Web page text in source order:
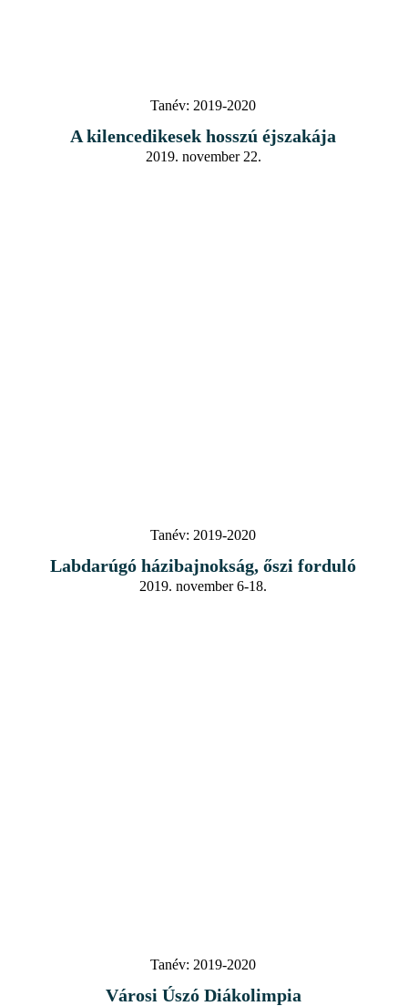
Tanév: 2019-2020
A kilencedikesek hosszú éjszakája
2019. november 22.
Tanév: 2019-2020
Labdarúgó házibajnokság, őszi forduló
2019. november 6-18.
Tanév: 2019-2020
Városi Úszó Diákolimpia